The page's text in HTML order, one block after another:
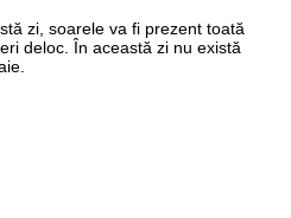
zi, soarele va fi prezent toată
deloc. În această zi nu există